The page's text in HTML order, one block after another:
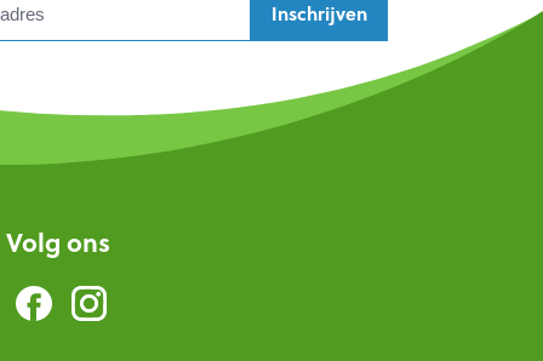
Inschrijven
Volg ons